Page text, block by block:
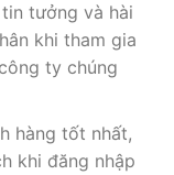
tưởng và hài
khi tham gia
ty chúng
hàng tốt nhất,
khi đăng nhập